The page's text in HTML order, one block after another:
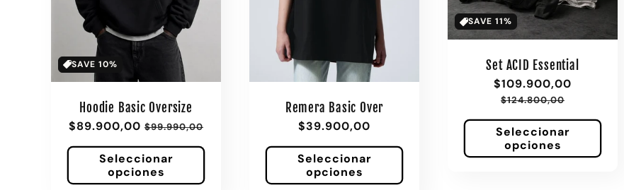
:
SAVE 10%
Hoodie Basic Oversize
Precio
oferta
$89.900,00 Precio
$99.990,00
Seleccionar
opciones
Remera Basic Over
Precio
habitual
$39.900,00
Seleccionar
opciones
SAVE 11%
Set ACID Essential
Precio
de
$109.900,00
$124.800,00
Seleccionar
opciones